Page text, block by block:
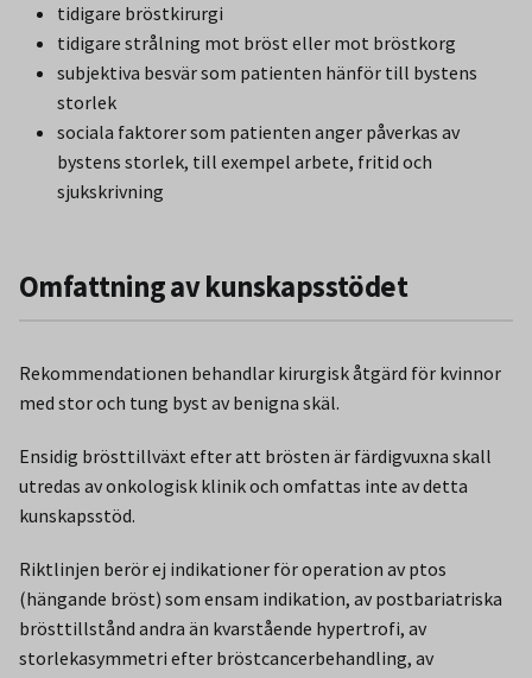
tidigare bröstkirurgi
tidigare strålning mot bröst eller mot bröstkorg
subjektiva besvär som patienten hänför till bystens
storlek
sociala faktorer som patienten anger påverkas av
bystens storlek, till exempel arbete, fritid och
sjukskrivning
Omfattning av kunskapsstödet
Rekommendationen behandlar kirurgisk åtgärd för kvinnor
med stor och tung byst av benigna skäl.
Ensidig brösttillväxt efter att brösten är färdigvuxna skall
utredas av onkologisk klinik och omfattas inte av detta
kunskapsstöd.
Riktlinjen berör ej indikationer för operation av ptos
(hängande bröst) som ensam indikation, av postbariatriska
brösttillstånd andra än kvarstående hypertrofi, av
storlekasymmetri efter bröstcancerbehandling, av